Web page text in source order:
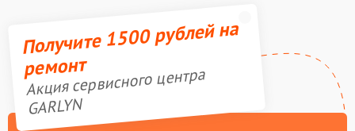
Получите 1500 рублей на
ремонт
Акция сервисного центра
GARLYN